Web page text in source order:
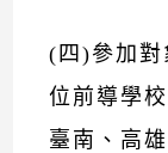
(四)參加對
位前導學
臺南、高